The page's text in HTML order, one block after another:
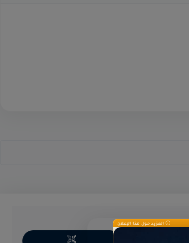
المزيد حول هذا الإعلان